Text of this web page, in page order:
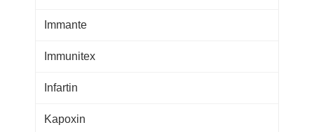
Immante
Immunitex
Infartin
Kapoxin